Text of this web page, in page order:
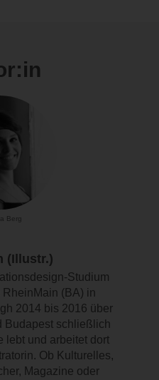
Berg
(Illustr.)
Studium
(BA) in
2014 bis 2016 über
Budapest schließlich
lebt und arbeitet dort
Ob Kulturelles,
Magazine oder